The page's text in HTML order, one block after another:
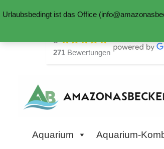
Urlaubsbedingt ist das Office
5
271 Bewertungen
Aquarium Aquarium-